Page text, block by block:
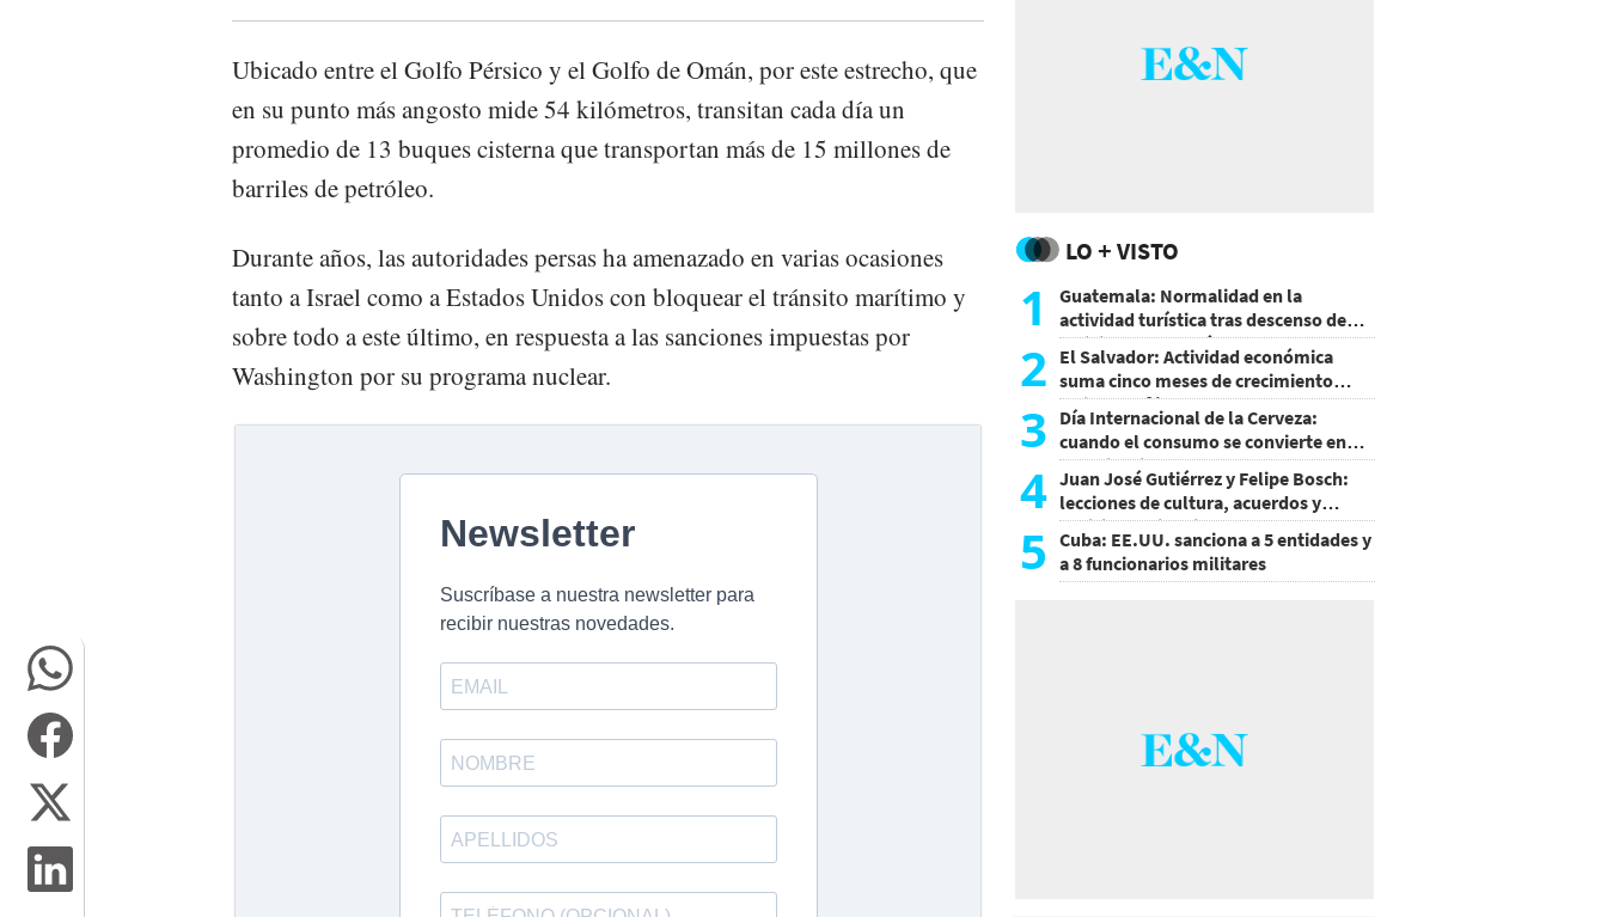
Ubicado entre el Golfo Pérsico y el Golfo de Omán, por este estrecho, que
en su punto más angosto mide 54 kilómetros, transitan cada día un
promedio de 13 buques cisterna que transportan más de 15 millones de
barriles de petróleo.
Durante años, las autoridades persas ha amenazado en varias ocasiones
tanto a Israel como a Estados Unidos con bloquear el tránsito marítimo y
sobre todo a este último, en respuesta a las sanciones impuestas por
Washington por su programa nuclear.
LO + VISTO
1
Guatemala: Normalidad en la
actividad turística tras descenso de
actividad del volcán de Fuego
2 El Salvador: Actividad económica
suma cinco meses de crecimiento
arriba de 4%
3 Día Internacional de la Cerveza:
cuando el consumo se convierte en
experiencia
4 Juan José Gutiérrez y Felipe Bosch:
lecciones de cultura, acuerdos y
decisiones sin miedo
5
Cuba: EE.UU. sanciona a 5 entidades y
a 8 funcionarios militares